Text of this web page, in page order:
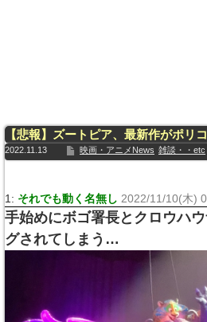
【悲報】ズートピア、最新作がポリ
2022.11.13 映画・アニメNews 雑談・・etc
1: それでも動く名無し 2022/11/10(木)
手始めにボゴ署長とクロウハ
グされてしまう…